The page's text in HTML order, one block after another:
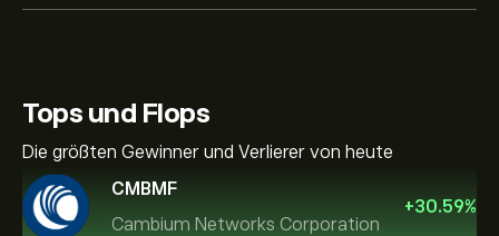
Tops und Flops
Die größten Gewinner und Verlierer von heute
CMBMF
Cambium Networks Corporation
+30.59%